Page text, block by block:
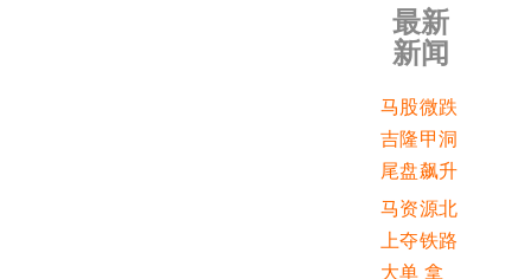
最新
新闻
马股微跌
吉隆甲洞
尾盘飙升
马资源北
上夺铁路
大单 拿